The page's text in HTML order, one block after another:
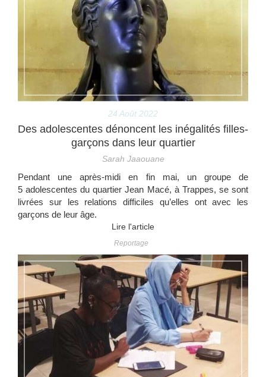
24 Août 2022
Des adolescentes dénoncent les inégalités filles-
garçons dans leur quartier
Sarah Jaaouane
Pendant une après-midi en fin mai, un groupe de
5 adolescentes du quartier Jean Macé, à Trappes, se sont
livrées sur les relations difficiles qu’elles ont avec les
garçons de leur âge.
Lire l'article
Reportage